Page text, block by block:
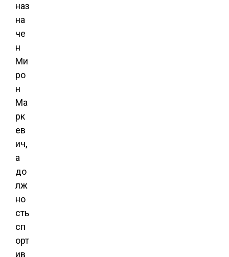
наз
на
че
н
Ми
ро
н
Ма
рк
ев
ич,
а
до
лж
но
сть
сп
орт
ив